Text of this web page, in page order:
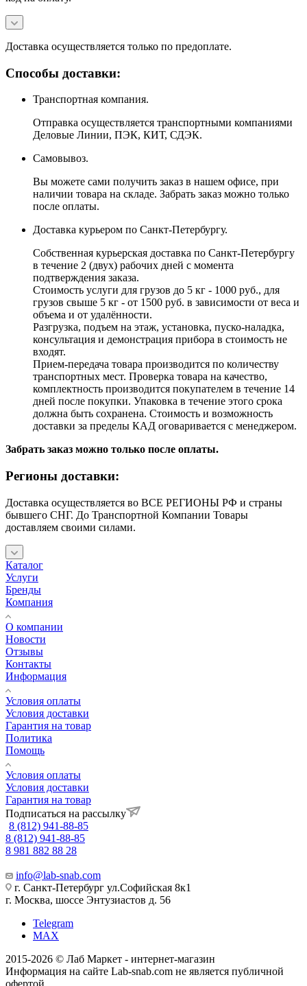
Доставка осуществляется только по предоплате.
Способы доставки:
Транспортная компания.
Отправка осуществляется транспортными компаниями
Деловые Линии, ПЭК, КИТ, СДЭК.
Самовывоз.
Вы можете сами получить заказ в нашем офисе, при
наличии товара на складе. Забрать заказ можно только
после оплаты.
Доставка курьером по Санкт-Петербургу.
Собственная курьерская доставка по Санкт-Петербургу
в течение 2 (двух) рабочих дней с момента
подтверждения заказа.
Стоимость услуги для грузов до 5 кг - 1000 руб., для
грузов свыше 5 кг - от 1500 руб. в зависимости от веса и
объема и от удалённости.
Разгрузка, подъем на этаж, установка, пуско-наладка,
консультация и демонстрация прибора в стоимость не
входят.
Прием-передача товара производится по количеству
транспортных мест. Проверка товара на качество,
комплектность производится покупателем в течение 14
дней после покупки. Упаковка в течение этого срока
должна быть сохранена. Стоимость и возможность
доставки за пределы КАД оговаривается с менеджером.
Забрать заказ можно только после оплаты.
Регионы доставки:
Доставка осуществляется во ВСЕ РЕГИОНЫ РФ и страны
бывшего СНГ. До Транспортной Компании Товары
доставляем своими силами.
Каталог
Услуги
Бренды
Компания
О компании
Новости
Отзывы
Контакты
Информация
Условия оплаты
Условия доставки
Гарантия на товар
Политика
Помощь
Условия оплаты
Условия доставки
Гарантия на товар
Подписаться на рассылку
8 (812) 941-88-85
8 (812) 941-88-85
8 981 882 88 28
info@lab-snab.com
г. Санкт-Петербург ул.Софийская 8к1
г. Москва, шоссе Энтузиастов д. 56
Telegram
MAX
2015-2026 © Лаб Маркет - интернет-магазин
Информация на сайте Lab-snab.com не является публичной
офертой.